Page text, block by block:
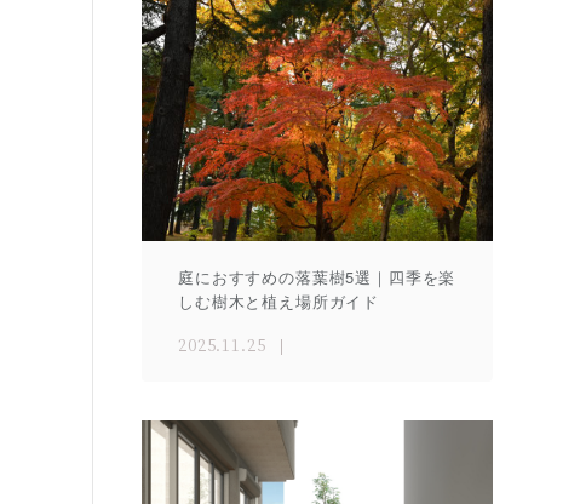
庭におすすめの落葉樹5選｜四季を楽
しむ樹木と植え場所ガイド
2025.11.25